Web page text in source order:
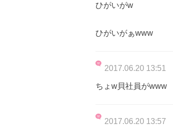
ひがいがw
ひがいがぁwww
2017.06.20 13:51
ちょw貝社員がwww
2017.06.20 13:57